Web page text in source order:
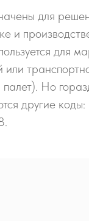
для
и
для
или
палет). Но
другие